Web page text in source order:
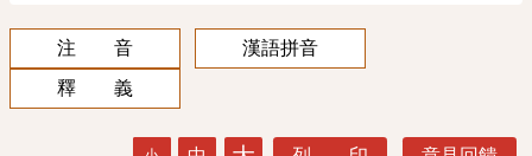
注 音
漢語拼音
釋 義